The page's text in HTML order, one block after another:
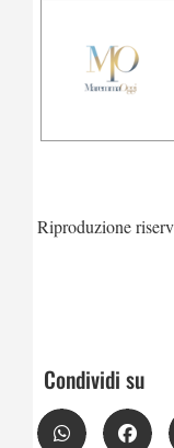
Riproduzione
Condividi su